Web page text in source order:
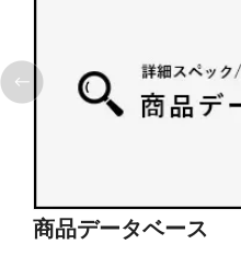
商品データベース